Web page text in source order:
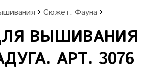
Сюжет: Фауна
ВЫШИВАНИЯ
АРТ. 3076